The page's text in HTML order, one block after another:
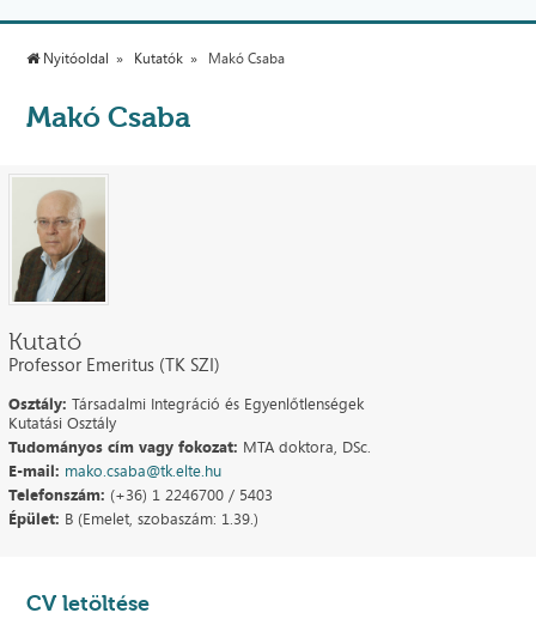
Nyitóoldal Kutatók Makó Csaba
Makó Csaba
Kutató
Professor Emeritus (TK SZI)
Osztály: Társadalmi Integráció és Egyenlőtlenségek
Kutatási Osztály
Tudományos cím vagy fokozat: MTA doktora, DSc.
E-mail: mako.csaba@tk.elte.hu
Telefonszám: (+36) 1 2246700 / 5403
Épület: B (Emelet, szobaszám: 1.39.)
CV letöltése